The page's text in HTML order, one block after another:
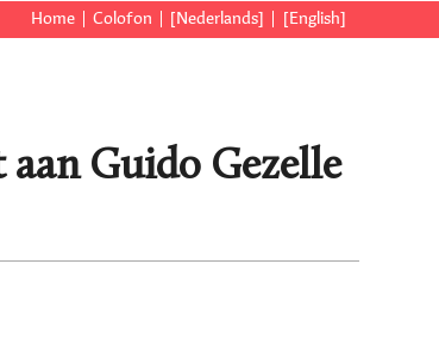
Home Colofon [Nederlands] [English]
aan Guido Gezelle